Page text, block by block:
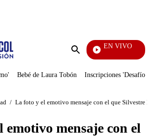
Enviar
EN VIVO
Bebé de Laura Tobón Inscripciones 'Desafío'
/ La foto y el emotivo mensaje con el que Silvestre
emotivo mensaje con el